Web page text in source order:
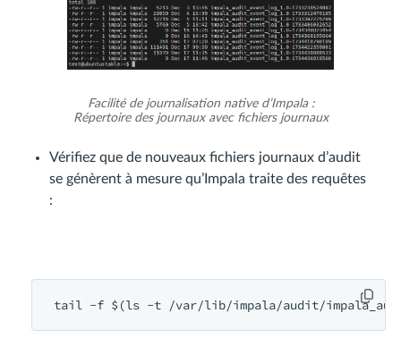
Facilité de journalisation native d’Impala :
Répertoire des journaux avec fichiers journaux
Vérifiez que de nouveaux fichiers journaux d’audit
se génèrent à mesure qu’Impala traite des requêtes
:
tail -f $(ls -t /var/lib/impala/audit/